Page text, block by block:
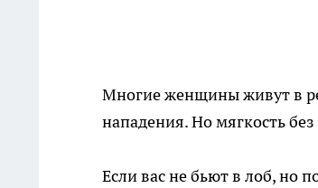
Многие женщины живут в
нападения. Но мягкость
Если вас не бьют в лоб, но